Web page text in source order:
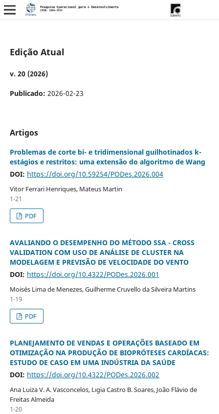
Edição Atual
v. 20 (2026)
Publicado: 2026-02-23
Artigos
Problemas de corte bi- e tridimensional guilhotinados k-
estágios e restritos: uma extensão do algoritmo de Wang
DOI: https://doi.org/10.59254/PODes.2026.004
Vitor Ferrari Henriques, Mateus Martin
1-21
PDF
AVALIANDO O DESEMPENHO DO MÉTODO SSA - CROSS
VALIDATION COM USO DE ANÁLISE DE CLUSTER NA
MODELAGEM E PREVISÃO DE VELOCIDADE DO VENTO
DOI: https://doi.org/10.4322/PODes.2026.001
Moisés Lima de Menezes, Guilherme Cruvello da Silveira Martins
1-19
PDF
PLANEJAMENTO DE VENDAS E OPERAÇÕES BASEADO EM
OTIMIZAÇÃO NA PRODUÇÃO DE BIOPRÓTESES CARDÍACAS:
ESTUDO DE CASO EM UMA INDÚSTRIA DA SAÚDE
DOI: https://doi.org/10.4322/PODes.2026.002
Ana Luiza V. A. Vasconcelos, Lıgia Castro B. Soares, João Flávio de
Freitas Almeida
1-20